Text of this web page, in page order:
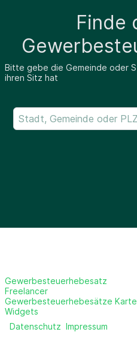
Finde
Bitte gebe die Gemeinde oder
ihren Sitz hat
Gewerbesteuerhebesatz
Freelancer
Gewerbesteuerhebesätze Karte
Widgets
Datenschutz Impressum